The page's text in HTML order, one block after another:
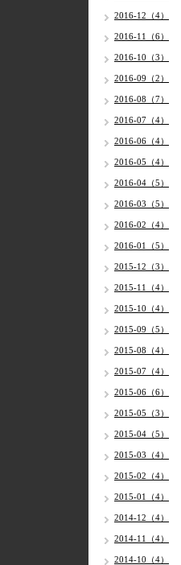
2016-12（4）
2016-11（6）
2016-10（3）
2016-09（2）
2016-08（7）
2016-07（4）
2016-06（4）
2016-05（4）
2016-04（5）
2016-03（5）
2016-02（4）
2016-01（5）
2015-12（3）
2015-11（4）
2015-10（4）
2015-09（5）
2015-08（4）
2015-07（4）
2015-06（6）
2015-05（3）
2015-04（5）
2015-03（4）
2015-02（4）
2015-01（4）
2014-12（4）
2014-11（4）
2014-10（4）